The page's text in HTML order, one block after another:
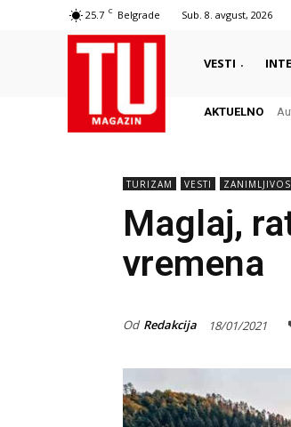
25.7 C Belgrade Sub. 8. avgust, 2026
VESTI
AKTUELNO
TURIZAM VESTI
Maglaj,
vremena
Od Redakcija 18/01/2021